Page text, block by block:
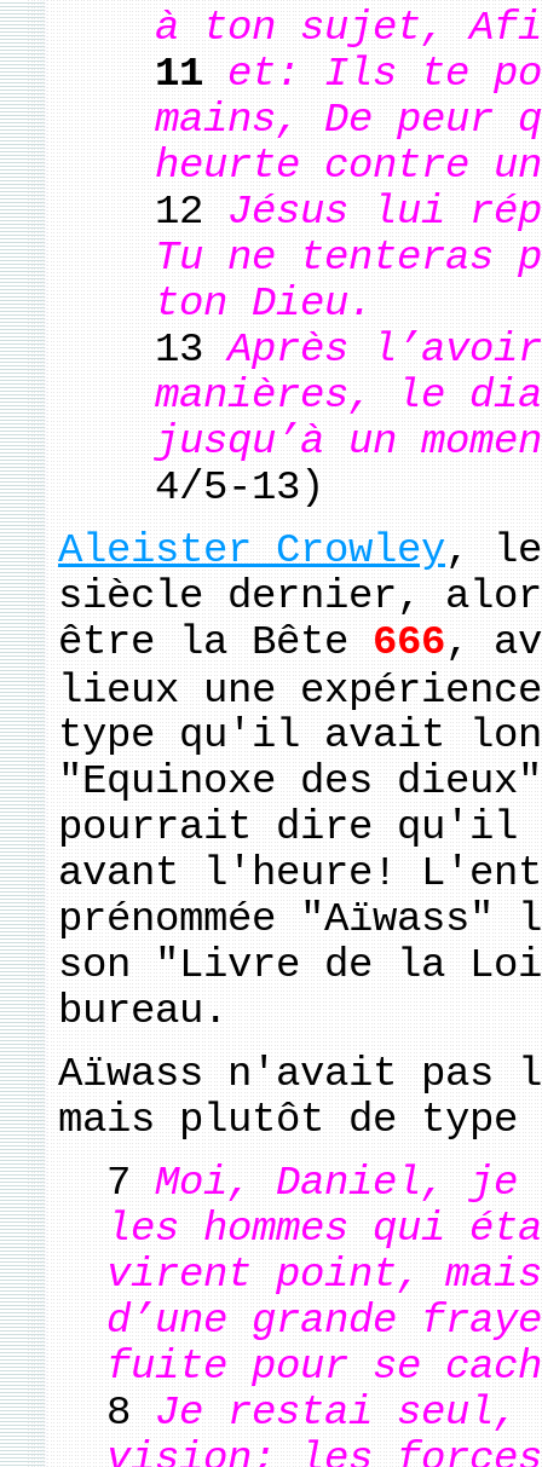
à ton sujet,
11 et: Ils te
mains, De peur
heurte contre
12Jésus lui
Tu ne tenteras
ton Dieu.
13Après
manières, le
jusqu’à un
4/5-13)
Aleister Crowley, le
siècle dernier,
être la Bête666,
lieux une expérience
type qu'il avait
"Equinoxe des
pourrait dire qu'il
avant l'heure!
prénommée
son "Livre de la
bureau.
Aïwass n'avait pas
mais plutôt de type
7Moi, Daniel,
les hommes qui
virent point,
d’une grande
fuite pour se
8Je restai seul,